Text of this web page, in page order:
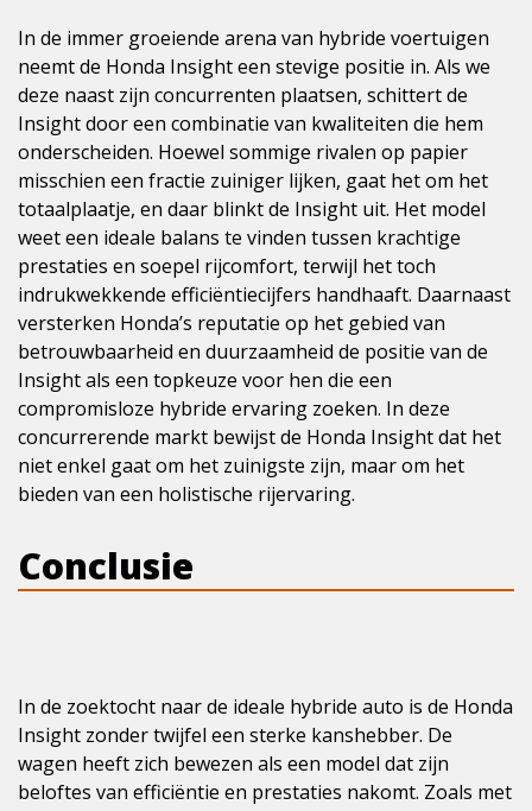
In de immer groeiende arena van hybride voertuigen
neemt de Honda Insight een stevige positie in. Als we
deze naast zijn concurrenten plaatsen, schittert de
Insight door een combinatie van kwaliteiten die hem
onderscheiden. Hoewel sommige rivalen op papier
misschien een fractie zuiniger lijken, gaat het om het
totaalplaatje, en daar blinkt de Insight uit. Het model
weet een ideale balans te vinden tussen krachtige
prestaties en soepel rijcomfort, terwijl het toch
indrukwekkende efficiëntiecijfers handhaaft. Daarnaast
versterken Honda’s reputatie op het gebied van
betrouwbaarheid en duurzaamheid de positie van de
Insight als een topkeuze voor hen die een
compromisloze hybride ervaring zoeken. In deze
concurrerende markt bewijst de Honda Insight dat het
niet enkel gaat om het zuinigste zijn, maar om het
bieden van een holistische rijervaring.
Conclusie
In de zoektocht naar de ideale hybride auto is de Honda
Insight zonder twijfel een sterke kanshebber. De
wagen heeft zich bewezen als een model dat zijn
beloftes van efficiëntie en prestaties nakomt. Zoals met